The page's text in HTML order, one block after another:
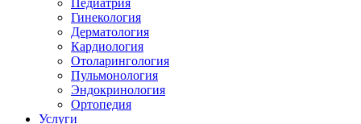
Педиатрия
Гинекология
Дерматология
Кардиология
Отоларингология
Пульмонология
Эндокринология
Ортопедия
Услуги